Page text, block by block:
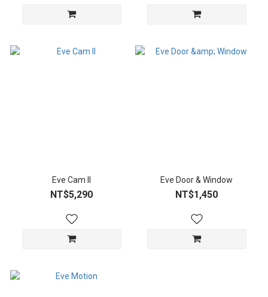
Eve Cam II
NT$5,290
Eve Door & Window
NT$1,450